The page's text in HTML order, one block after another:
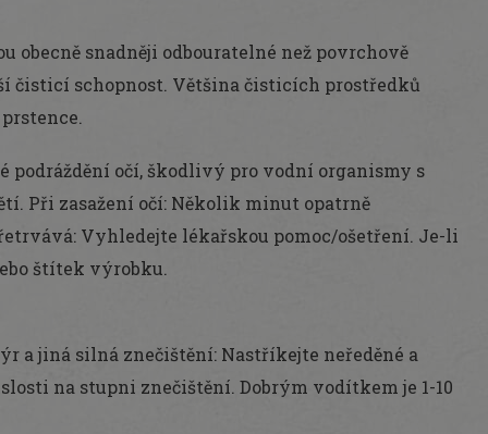
snadněji odbouratelné než povrchově
schopnost. Většina čisticích prostředků
podráždění očí, škodlivý pro vodní organismy s
Při zasažení očí: Několik minut opatrně
Vyhledejte lékařskou pomoc/ošetření. Je-li
štítek výrobku.
a jiná silná znečištění: Nastříkejte neředěné a
na stupni znečištění. Dobrým vodítkem je 1-10